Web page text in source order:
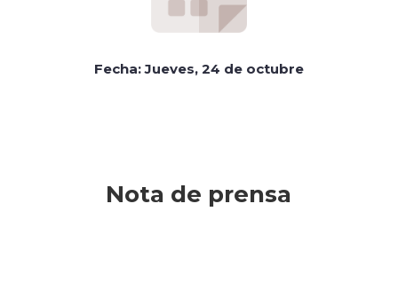
Fecha: Jueves, 24 de octubre
Nota de prensa